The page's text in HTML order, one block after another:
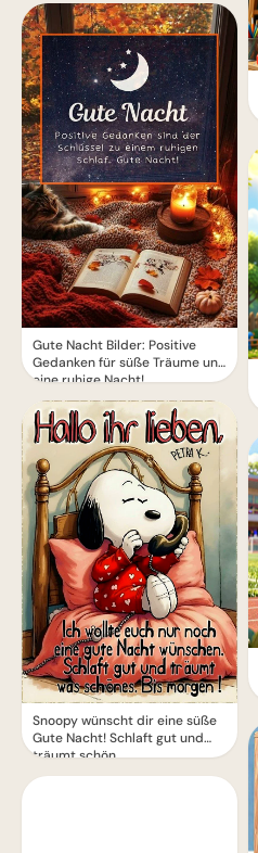
Gute Nacht Bilder: Positive
Gedanken für süße Träume und
eine ruhige Nacht!
Snoopy wünscht dir eine süße
Gute Nacht! Schlaft gut und
träumt schön.